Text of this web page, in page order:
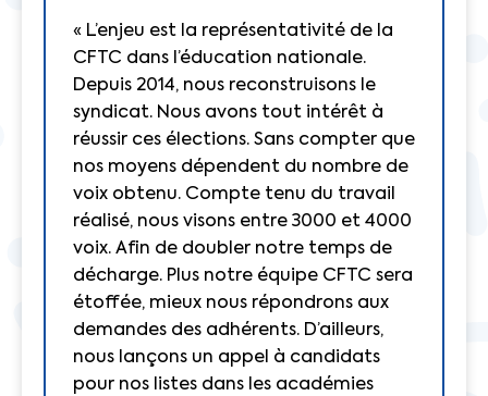
« L’enjeu est la représentativité de la
CFTC dans l’éducation nationale.
Depuis 2014, nous reconstruisons le
syndicat. Nous avons tout intérêt à
réussir ces élections. Sans compter que
nos moyens dépendent du nombre de
voix obtenu. Compte tenu du travail
réalisé, nous visons entre 3000 et 4000
voix. Afin de doubler notre temps de
décharge. Plus notre équipe CFTC sera
étoffée, mieux nous répondrons aux
demandes des adhérents. D’ailleurs,
nous lançons un appel à candidats
pour nos listes dans les académies